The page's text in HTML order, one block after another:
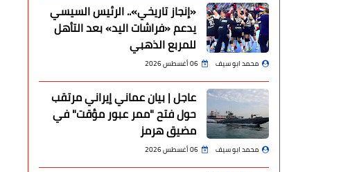
«إنجاز تاريخي».. الرئيس السيسي
يدعم «فراشات اليد» بعد التأهل
للمربع الذهبي
محمد ابو سيف 06 أغسطس 2026
عاجل | بيان عماني إيراني مرتقب
حول فتح "ممر عبور مؤقت" في
مضيق هرمز
محمد ابو سيف 06 أغسطس 2026